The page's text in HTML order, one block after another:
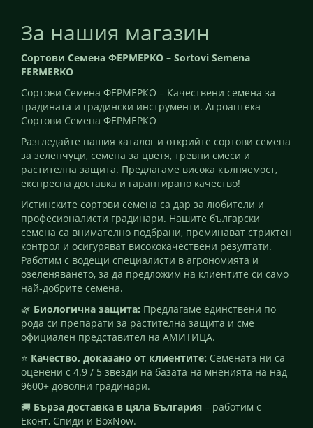
За нашия магазин
Сортови Семена ФЕРМЕРКО – Sortovi Semena
FERMERKO
Сортови Семена ФЕРМЕРКО – Качествени семена за
градината и градински инструменти. Агроаптека
Сортови Семена ФЕРМЕРКО
Разгледайте нашия каталог и открийте сортови семена
за зеленчуци, семена за цветя, тревни смеси и
растителна защита. Предлагаме висока кълняемост,
експресна доставка и гарантирано качество!
Истинските сортови семена са дар за любители и
професионалисти градинари. Нашите български
семена са внимателно подбрани, преминават стриктен
контрол и осигуряват висококачествени резултати.
Работим с водещи специалисти в агрономията и
озеленяването, за да предложим на клиентите си само
най-добрите семена.
🌿 Биологична защита: Предлагаме единствени по
рода си препарати за растителна защита и сме
официален представител на АМИТИЦА.
⭐ Качество, доказано от клиентите: Семената ни са
оценени с 4.9 / 5 звезди на базата на мненията на над
9600+ доволни градинари.
🚚 Бърза доставка в цяла България – работим с
Еконт, Спиди и BoxNow.